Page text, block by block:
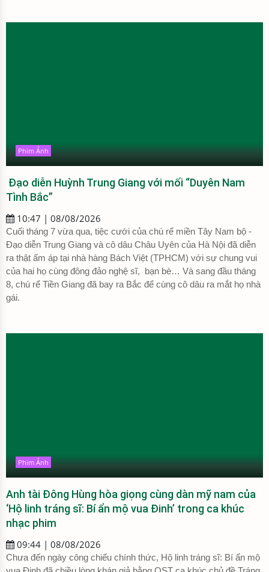
Phim Ảnh
Đạo diễn Huỳnh Trung Giang với mối “Duyên Nam
Tình Bắc”
10:47 | 08/08/2026
Cuối tháng 7 vừa qua, tiệc cưới của chú rể miền Tây Nam bộ -
Đạo diễn Trung Giang và cô dâu Châu Uyên của Hà Nội đã diễn
ra thật ấm áp tại nhà hàng Bách Việt (TPHCM) với sự chung vui
của hai họ cùng đông đảo nghệ sĩ, bạn bè… Và sang đầu tháng
8, chú rể Tiền Giang đã bay ra Bắc để cùng cô dâu ra mắt họ nhà
gái.
Phim Ảnh
Anh tài Đông Hùng hòa giọng cùng dàn mỹ nam của
‘Hộ linh tráng sĩ: Bí ẩn mộ vua Đinh’ trong ca khúc
nhạc phim
09:44 | 08/08/2026
Chưa đến ngày công chiếu chính thức, Hộ linh tráng sĩ: Bí ẩn mộ